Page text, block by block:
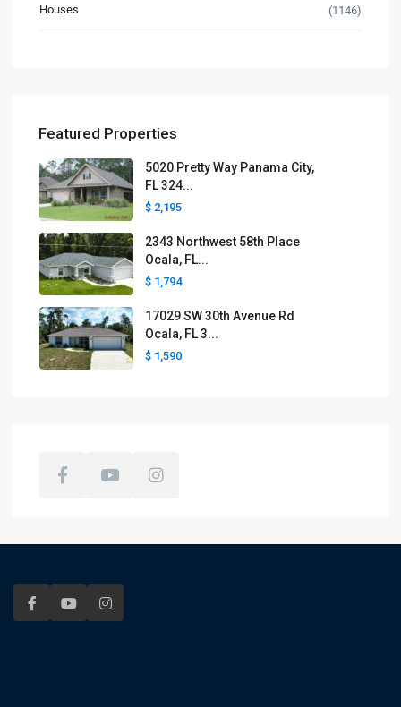
Houses (1146)
Featured Properties
5020 Pretty Way Panama City,
FL 324...
$ 2,195
2343 Northwest 58th Place
Ocala, FL...
$ 1,794
17029 SW 30th Avenue Rd
Ocala, FL 3...
$ 1,590